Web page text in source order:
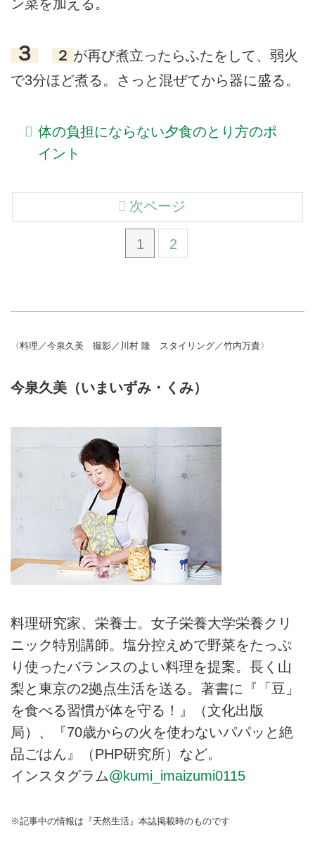
ン菜を加える。
３ ２ が再び煮立ったらふたをして、弱火
で3分ほど煮る。さっと混ぜてから器に盛る。
体の負担にならない夕食のとり方のポ
イント
1 2
次ページ
〈料理／今泉久美 撮影／川村 隆 スタイリング／竹内万貴〉
今泉久美（いまいずみ・くみ）
料理研究家、栄養士。女子栄養大学栄養クリ
ニック特別講師。塩分控えめで野菜をたっぷ
り使ったバランスのよい料理を提案。長く山
梨と東京の2拠点生活を送る。著書に『「豆」
を食べる習慣が体を守る！』（文化出版
局）、『70歳からの火を使わないパパッと絶
品ごはん』（PHP研究所）など。
インスタグラム@kumi_imaizumi0115
※記事中の情報は『天然生活』本誌掲載時のものです